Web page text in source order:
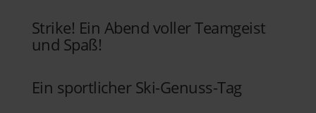
Strike! Ein Abend voller Teamgeist
und Spaß!
Ein sportlicher Ski-Genuss-Tag